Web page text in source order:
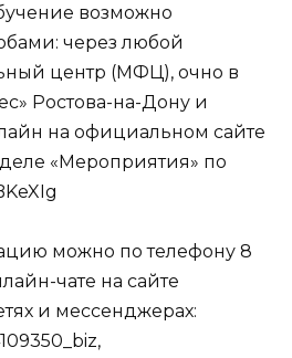
возможно
через любой
центр (МФЦ), очно в
Ростова-на-Дону и
на официальном сайте
«Мероприятия» по
можно по телефону 8
чате на сайте
и мессенджерах: